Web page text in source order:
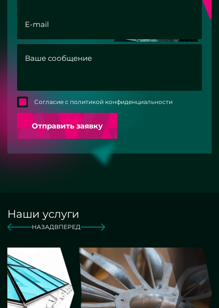
Согласие с политикой конфиденциальности
Отправить заявку
Наши услуги
НАЗАДВПЕРЕД